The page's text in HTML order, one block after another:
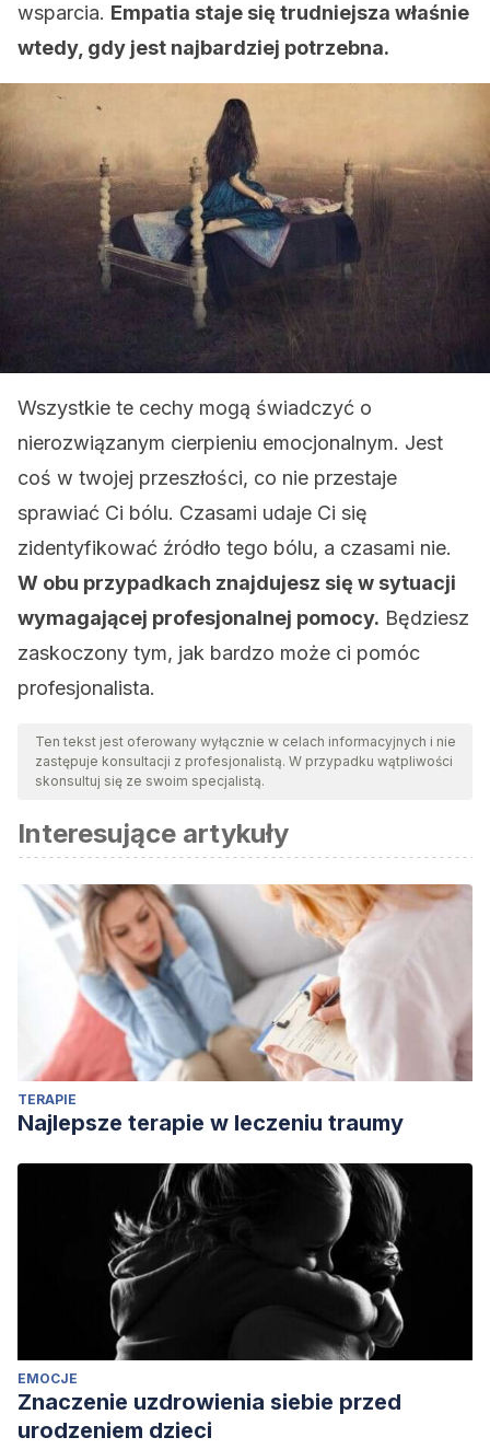
wsparcia. Empatia staje się trudniejsza właśnie
wtedy, gdy jest najbardziej potrzebna.
Wszystkie te cechy mogą świadczyć o
nierozwiązanym cierpieniu emocjonalnym. Jest
coś w twojej przeszłości, co nie przestaje
sprawiać Ci bólu. Czasami udaje Ci się
zidentyfikować źródło tego bólu, a czasami nie.
W obu przypadkach znajdujesz się w sytuacji
wymagającej profesjonalnej pomocy. Będziesz
zaskoczony tym, jak bardzo może ci pomóc
profesjonalista.
Ten tekst jest oferowany wyłącznie w celach informacyjnych i nie
zastępuje konsultacji z profesjonalistą. W przypadku wątpliwości
skonsultuj się ze swoim specjalistą.
Interesujące artykuły
TERAPIE
Najlepsze terapie w leczeniu traumy
EMOCJE
Znaczenie uzdrowienia siebie przed
urodzeniem dzieci